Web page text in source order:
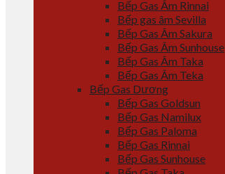
Bếp Gas Âm Rinnai
Bếp gas âm Sevilla
Bếp Gas Âm Sakura
Bếp Gas Âm Sunhouse
Bếp Gas Âm Taka
Bếp Gas Âm Teka
Bếp Gas Dương
Bếp Gas Goldsun
Bếp Gas Namilux
Bếp Gas Paloma
Bếp Gas Rinnai
Bếp Gas Sunhouse